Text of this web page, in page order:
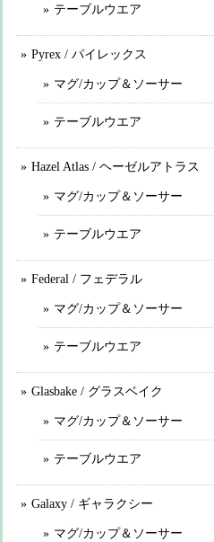
テーブルウエア
Pyrex / パイレックス
マグ/カップ＆ソーサー
テーブルウエア
Hazel Atlas / ヘーゼルアトラス
マグ/カップ＆ソーサー
テーブルウエア
Federal / フェデラル
マグ/カップ＆ソーサー
テーブルウエア
Glasbake / グラスベイク
マグ/カップ＆ソーサー
テーブルウエア
Galaxy / ギャラクシー
マグ/カップ＆ソーサー